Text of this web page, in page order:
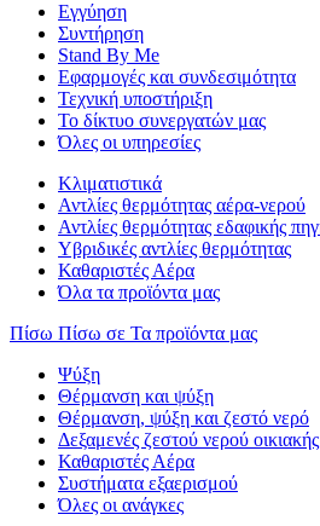
Εγγύηση
Συντήρηση
Stand By Me
Εφαρμογές και συνδεσιμότητα
Τεχνική υποστήριξη
Το δίκτυο συνεργατών μας
Όλες οι υπηρεσίες
Κλιματιστικά
Αντλίες θερμότητας αέρα-νερού
Αντλίες θερμότητας εδαφικής
Υβριδικές αντλίες θερμότητας
Καθαριστές Αέρα
Όλα τα προϊόντα μας
Πίσω Πίσω σε Τα προϊόντα μας
Ψύξη
Θέρμανση και ψύξη
Θέρμανση, ψύξη και ζεστό νερό
Δεξαμενές ζεστού νερού
Καθαριστές Αέρα
Συστήματα εξαερισμού
Όλες οι ανάγκες